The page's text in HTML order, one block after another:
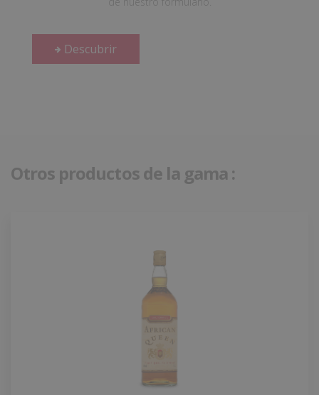
Descubrir
Otros productos de la gama :